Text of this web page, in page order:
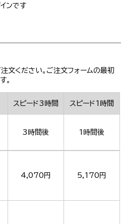
ンです
文ください。ご注文フォームの最初
。
スピード3時間 スピード1時間
3時間後 1時間後
4,070円 5,170円